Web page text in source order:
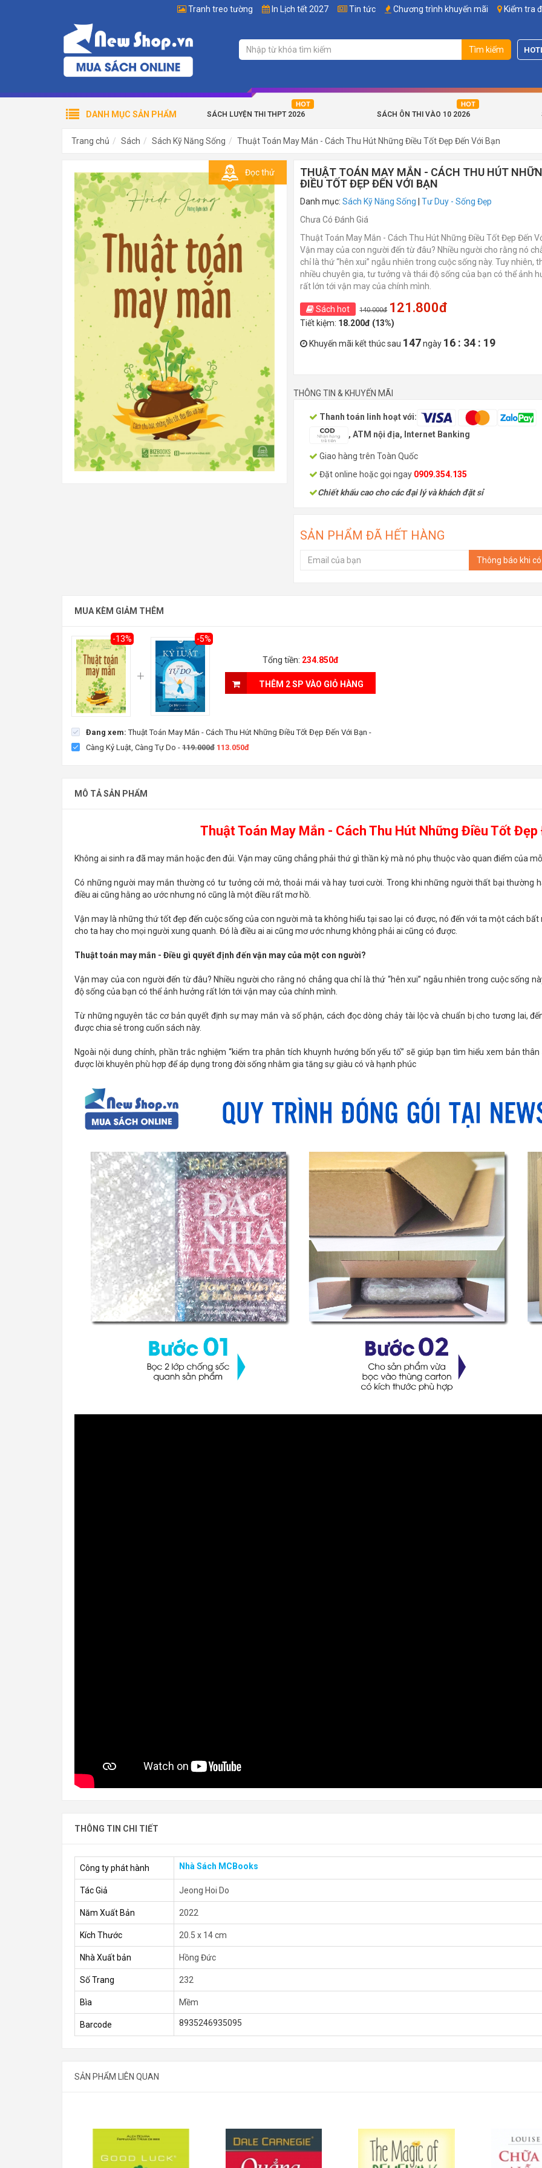
Tranh treo tường In Lịch tết 2027 Tin tức Chương trình khuyến mãi Kiểm tra
Tìm kiếm
SÁCH LUYỆN THI THPT 2026 SÁCH ÔN THI VÀO 10 2026
DANH MỤC SẢN PHẨM
Trang chủ Sách Sách Kỹ Năng Sống Thuật Toán May Mắn - Cách Thu Hút Những Điều Tốt Đẹp Đến Với Bạn
Đọc thử
THUẬT TOÁN MAY MẮN - CÁCH THU HÚT
ĐIỀU TỐT ĐẸP ĐẾN VỚI BẠN
Danh mục:Sách Kỹ Năng Sống |Tư Duy - Sống Đẹp
Chưa Có Đánh Giá
Thuật Toán May Mắn - Cách Thu Hút Những Điều Tốt Đẹp Đến
Vận may của con người đến từ đâu? Nhiều người cho rằng nó
chỉ là thứ “hên xui” ngẫu nhiên trong cuộc sống này. Tuy nhiên,
nhiều chuyên gia, tư tưởng và thái độ sống của bạn có thể ảnh
rất lớn tới vận may của chính mình.
Sách hot 140.000đ 121.800đ
Tiết kiệm: 18.200đ (13%)
Khuyến mãi kết thúc sau 147ngày 16 : 34 : 18
THÔNG TIN & KHUYẾN MÃI
Thanh toán linh hoạt với:
, ATM nội địa, Internet Banking
Giao hàng trên Toàn Quốc
Đặt online hoặc gọi ngay 0909.354.135
Chiết khấu cao cho các đại lý và khách đặt sỉ
SẢN PHẨM ĐÃ HẾT HÀNG
Thông báo khi
121.800đ
Tiết kiệm:
MUA KÈM GIẢM THÊM
-13% -5%
Tổng tiền: 234.850đ
THÊM 2 SP VÀO GIỎ HÀNG
Đang xem: Thuật Toán May Mắn - Cách Thu Hút Những Điều Tốt Đẹp Đến Với Bạn -
Càng Kỷ Luật, Càng Tự Do - 119.000đ 113.050đ
MÔ TẢ SẢN PHẨM
Thuật Toán May Mắn - Cách Thu Hút Những Điều Tốt Đẹp
Không ai sinh ra đã may mắn hoặc đen đủi. Vận may cũng chẳng phải thứ gì thần kỳ mà nó phụ thuộc vào quan điểm của
Có những người may mắn thường có tư tưởng cởi mở, thoải mái và hay tươi cười. Trong khi những người thất bại thường
điều ai cũng hằng ao ước nhưng nó cũng là một điều rất mơ hồ.
Vận may là những thứ tốt đẹp đến cuộc sống của con người mà ta không hiểu tại sao lại có được, nó đến với ta một cách
cho ta hay cho mọi người xung quanh. Đó là điều ai ai cũng mơ ước nhưng không phải ai cũng có được.
Thuật toán may mắn - Điều gì quyết định đến vận may của một con người?
Vận may của con người đến từ đâu? Nhiều người cho rằng nó chẳng qua chỉ là thứ “hên xui” ngẫu nhiên trong cuộc sống
độ sống của bạn có thể ảnh hưởng rất lớn tới vận may của chính mình.
Từ những nguyên tắc cơ bản quyết định sự may mắn và số phận, cách đọc dòng chảy tài lộc và chuẩn bị cho tương lai,
được chia sẻ trong cuốn sách này.
Ngoài nội dung chính, phần trắc nghiệm “kiểm tra phân tích khuynh hướng bốn yếu tố” sẽ giúp bạn tìm hiểu xem bản
được lời khuyên phù hợp để áp dụng trong đời sống nhằm gia tăng sự giàu có và hạnh phúc
THÔNG TIN CHI TIẾT
Công ty phát hành Nhà Sách MCBooks
Tác Giả Jeong Hoi Do
Năm Xuất Bản 2022
Kích Thước 20.5 x 14 cm
Nhà Xuất bản Hồng Đức
Số Trang 232
Bìa Mềm
Barcode 8935246935095
SẢN PHẨM LIÊN QUAN